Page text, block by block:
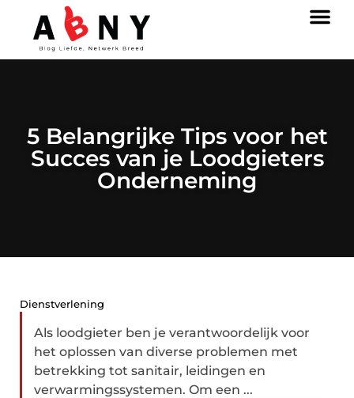
5 Belangrijke Tips voor het
Succes van je Loodgieters
Onderneming
Dienstverlening
Als loodgieter ben je verantwoordelijk voor
het oplossen van diverse problemen met
betrekking tot sanitair, leidingen en
verwarmingssystemen. Om een ...